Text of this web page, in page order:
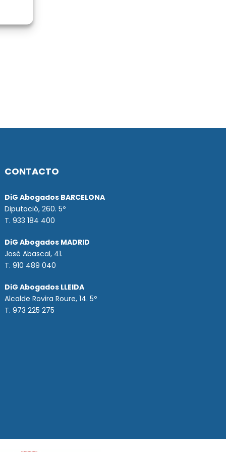
CONTACTO
DiG Abogados BARCELONA
Diputació, 260. 5º
T. 933 184 400
DiG Abogados MADRID
José Abascal, 41.
T.910 489 040
DiG Abogados LLEIDA
Alcalde Rovira Roure, 14. 5º
T. 973 225 275